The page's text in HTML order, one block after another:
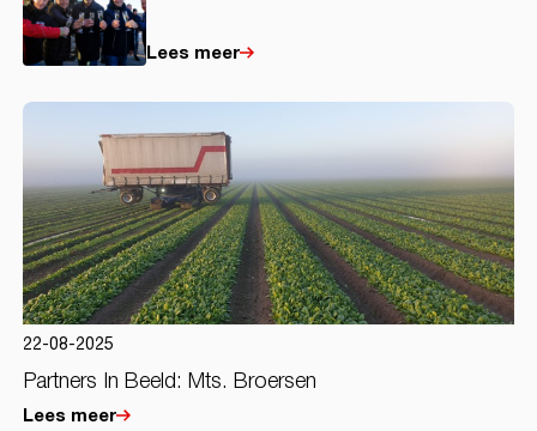
Lees meer
22-08-2025
Partners In Beeld: Mts. Broersen
Lees meer